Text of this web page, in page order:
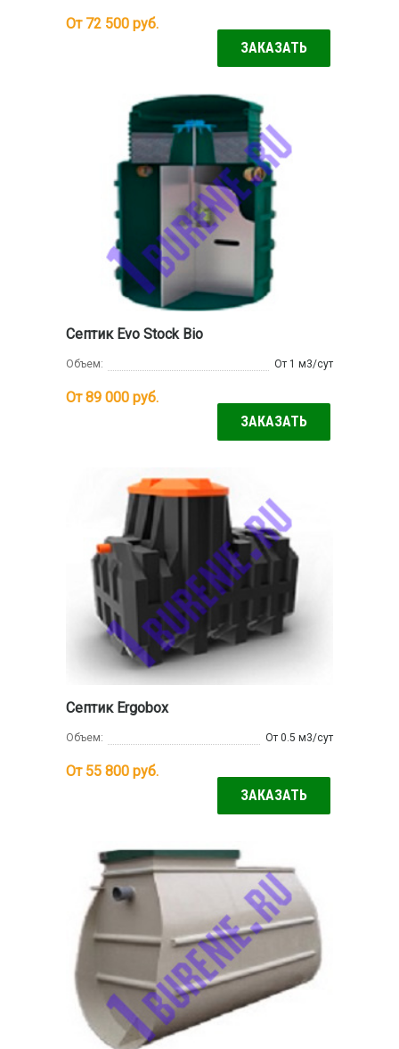
От 72 500 руб.
ЗАКАЗАТЬ
Септик Evo Stock Bio
Объем: От 1 м3/сут
От 89 000 руб.
ЗАКАЗАТЬ
Септик Ergobox
Объем: От 0.5 м3/сут
От 55 800 руб.
ЗАКАЗАТЬ